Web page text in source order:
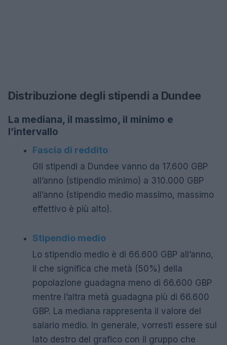
Distribuzione degli stipendi a Dundee
La mediana, il massimo, il minimo e
l’intervallo
Fascia di reddito
Gli stipendi a Dundee vanno da 17.600 GBP
all’anno (stipendio minimo) a 310.000 GBP
all’anno (stipendio medio massimo, massimo
effettivo è più alto).
Stipendio medio
Lo stipendio medio è di 66.600 GBP all’anno,
il che significa che metà (50%) della
popolazione guadagna meno di 66.600 GBP
mentre l’altra metà guadagna più di 66.600
GBP. La mediana rappresenta il valore del
salario medio. In generale, vorresti essere sul
lato destro del grafico con il gruppo che